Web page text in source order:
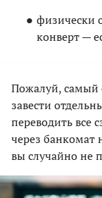
физически
конверт —
Пожалуй, самый
завести
переводить все
через банкомат
вы случайно не